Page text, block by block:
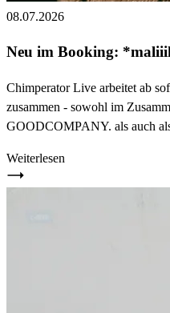
08.07.2026
Neu im Booking:
Chimperator Live arbeitet ab
zusammen - sowohl im
GOODCOMPANY. als auch
Weiterlesen